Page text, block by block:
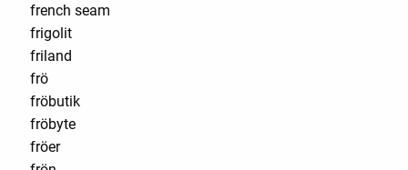
french seam
frigolit
friland
frö
fröbutik
fröbyte
fröer